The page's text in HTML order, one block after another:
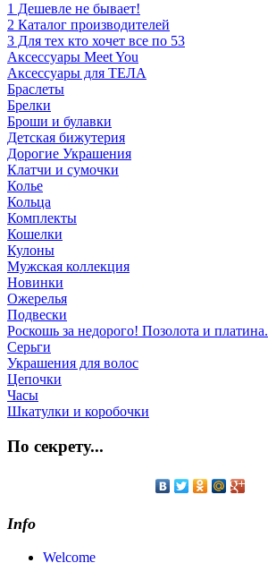
1 Дешевле не бывает!
2 Каталог производителей
3 Для тех кто хочет все по 53
Аксессуары Meet You
Аксессуары для ТЕЛА
Браслеты
Брелки
Броши и булавки
Детская бижутерия
Дорогие Украшения
Клатчи и сумочки
Колье
Кольца
Комплекты
Кошелки
Кулоны
Мужская коллекция
Новинки
Ожерелья
Подвески
Роскошь за недорого! Позолота и платина.
Серьги
Украшения для волос
Цепочки
Часы
Шкатулки и коробочки
По секрету...
Info
Welcome